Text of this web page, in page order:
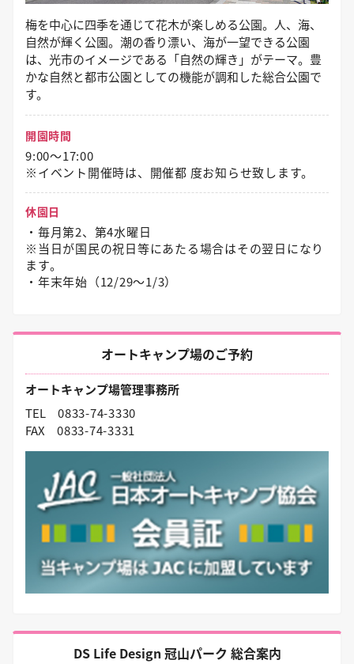
梅を中心に四季を通じて花木が楽しめる公園。人、海、
自然が輝く公園。潮の香り漂い、海が一望できる公園
は、光市のイメージである「自然の輝き」がテーマ。豊
かな自然と都市公園としての機能が調和した総合公園で
す。
開園時間
9:00～17:00
※イベント開催時は、開催都 度お知らせ致します。
休園日
・毎月第2、第4水曜日
※当日が国民の祝日等にあたる場合はその翌日になり
ます。
・年末年始（12/29〜1/3）
オートキャンプ場のご予約
オートキャンプ場管理事務所
TEL 0833-74-3330
FAX 0833-74-3331
DS Life Design 冠山パーク 総合案内